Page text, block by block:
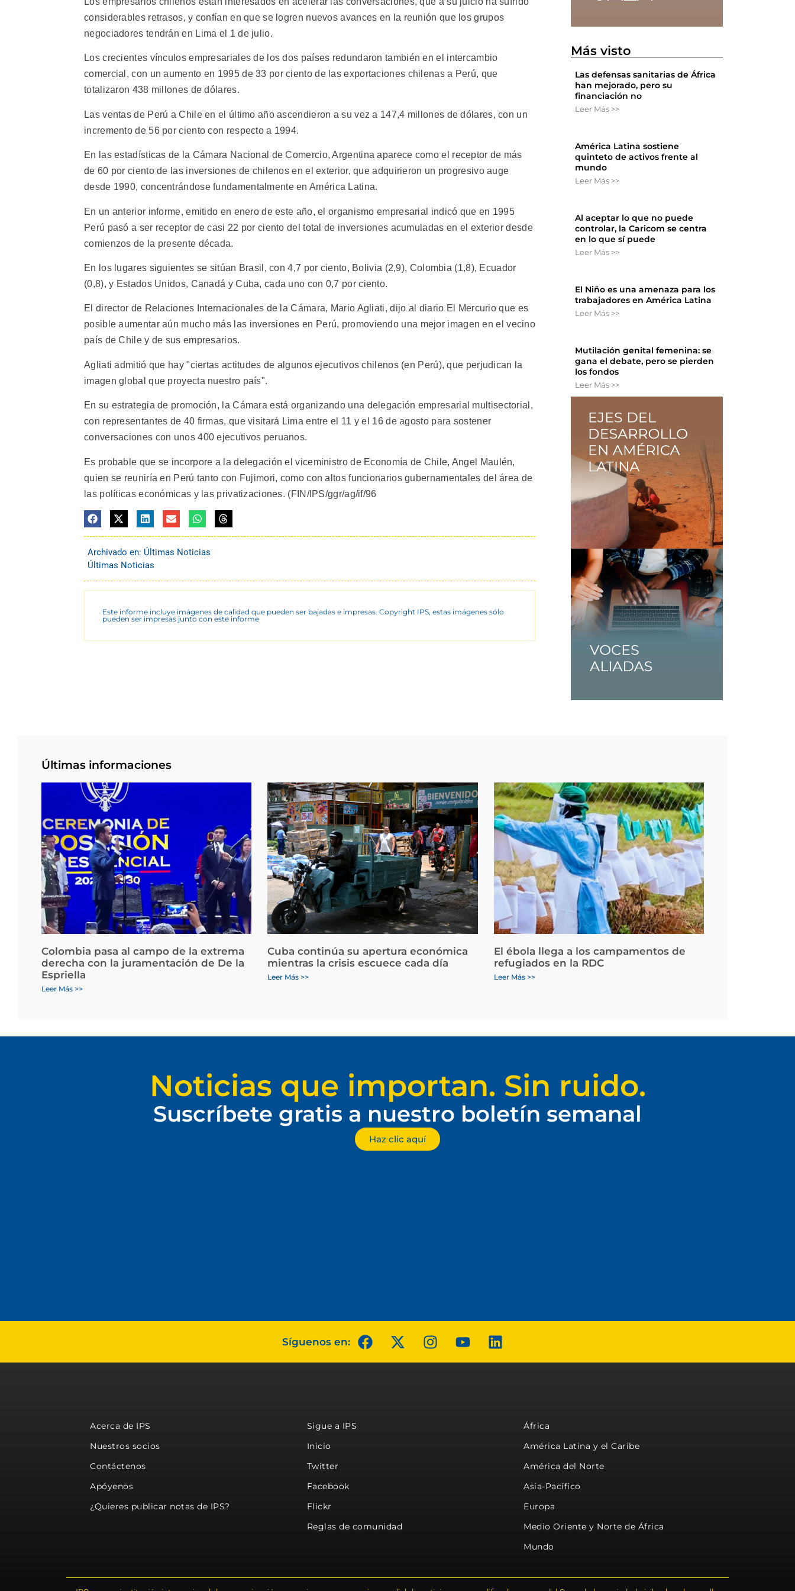
considerables retrasos, y confían en que se logren nuevos avances en la reunión que los grupos
negociadores tendrán en Lima el 1 de julio.
Los crecientes vínculos empresariales de los dos países redundaron también en el intercambio
comercial, con un aumento en 1995 de 33 por ciento de las exportaciones chilenas a Perú, que
totalizaron 438 millones de dólares.
Las ventas de Perú a Chile en el último año ascendieron a su vez a 147,4 millones de dólares, con un
incremento de 56 por ciento con respecto a 1994.
En las estadísticas de la Cámara Nacional de Comercio, Argentina aparece como el receptor de más
de 60 por ciento de las inversiones de chilenos en el exterior, que adquirieron un progresivo auge
desde 1990, concentrándose fundamentalmente en América Latina.
En un anterior informe, emitido en enero de este año, el organismo empresarial indicó que en 1995
Perú pasó a ser receptor de casi 22 por ciento del total de inversiones acumuladas en el exterior desde
comienzos de la presente década.
En los lugares siguientes se sitúan Brasil, con 4,7 por ciento, Bolivia (2,9), Colombia (1,8), Ecuador
(0,8), y Estados Unidos, Canadá y Cuba, cada uno con 0,7 por ciento.
El director de Relaciones Internacionales de la Cámara, Mario Agliati, dijo al diario El Mercurio que es
posible aumentar aún mucho más las inversiones en Perú, promoviendo una mejor imagen en el vecino
país de Chile y de sus empresarios.
Agliati admitió que hay "ciertas actitudes de algunos ejecutivos chilenos (en Perú), que perjudican la
imagen global que proyecta nuestro país".
En su estrategia de promoción, la Cámara está organizando una delegación empresarial multisectorial,
con representantes de 40 firmas, que visitará Lima entre el 11 y el 16 de agosto para sostener
conversaciones con unos 400 ejecutivos peruanos.
Es probable que se incorpore a la delegación el viceministro de Economía de Chile, Angel Maulén,
quien se reuniría en Perú tanto con Fujimori, como con altos funcionarios gubernamentales del área de
las políticas económicas y las privatizaciones. (FIN/IPS/ggr/ag/if/96
Archivado en: Últimas Noticias
Últimas Noticias
Este informe incluye imágenes de calidad que pueden ser bajadas e impresas. Copyright IPS, estas imágenes sólo
pueden ser impresas junto con este informe
Más visto
Las defensas sanitarias de África
han mejorado, pero su
financiación no
Leer Más >>
América Latina sostiene
quinteto de activos frente al
mundo
Leer Más >>
Al aceptar lo que no puede
controlar, la Caricom se centra
en lo que sí puede
Leer Más >>
El Niño es una amenaza para los
trabajadores en América Latina
Leer Más >>
Mutilación genital femenina: se
gana el debate, pero se pierden
los fondos
Leer Más >>
Últimas informaciones
Colombia pasa al campo de la extrema
derecha con la juramentación de De la
Espriella
Leer Más >>
Cuba continúa su apertura económica
mientras la crisis escuece cada día
Leer Más >>
El ébola llega a los campamentos de
refugiados en la RDC
Leer Más >>
Noticias que importan. Sin ruido.
Suscríbete gratis a nuestro boletín semanal
Haz clic aquí
Síguenos en:
Acerca de IPS
Nuestros socios
Contáctenos
Apóyenos
¿Quieres publicar notas de IPS?
Sigue a IPS
Inicio
Twitter
Facebook
Flickr
Reglas de comunidad
África
América Latina y el Caribe
América del Norte
Asia-Pacífico
Europa
Medio Oriente y Norte de África
Mundo